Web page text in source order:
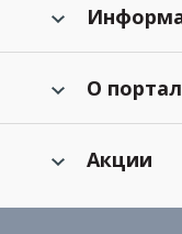
О
Акции